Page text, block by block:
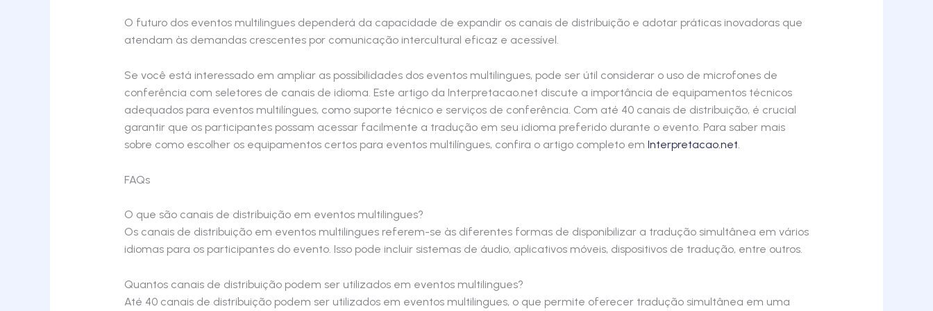
O futuro dos eventos multilingues dependerá da capacidade de expandir os canais de distribuição e adotar práticas inovadoras que
atendam às demandas crescentes por comunicação intercultural eficaz e acessível.
Se você está interessado em ampliar as possibilidades dos eventos multilingues, pode ser útil considerar o uso de microfones de
conferência com seletores de canais de idioma. Este artigo da Interpretacao.net discute a importância de equipamentos técnicos
adequados para eventos multilíngues, como suporte técnico e serviços de conferência. Com até 40 canais de distribuição, é crucial
garantir que os participantes possam acessar facilmente a tradução em seu idioma preferido durante o evento. Para saber mais
sobre como escolher os equipamentos certos para eventos multilíngues, confira o artigo completo em Interpretacao.net.
FAQs
O que são canais de distribuição em eventos multilingues?
Os canais de distribuição em eventos multilingues referem-se às diferentes formas de disponibilizar a tradução simultânea em vários
idiomas para os participantes do evento. Isso pode incluir sistemas de áudio, aplicativos móveis, dispositivos de tradução, entre outros.
Quantos canais de distribuição podem ser utilizados em eventos multilingues?
Até 40 canais de distribuição podem ser utilizados em eventos multilingues, o que permite oferecer tradução simultânea em uma